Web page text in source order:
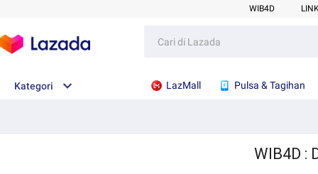
WIB4D
Kategori LazMall Pulsa & Tagihan
WIB4D :